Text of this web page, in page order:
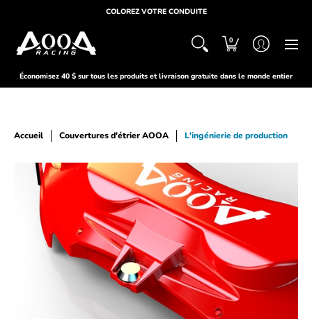
À PROPOS DES PRODUITS
COLOREZ VOTRE CONDUITE
0
Économisez 40 $ sur tous les produits et livraison gratuite dans le monde entier
Accueil Couvertures d'étrier AOOA L'ingénierie de production